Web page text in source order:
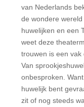
van Nederlands
de wondere
huwelijken en een
weet deze
trouwen is een vak
Van
onbesproken.
huwelijk bent
zit of nog steeds